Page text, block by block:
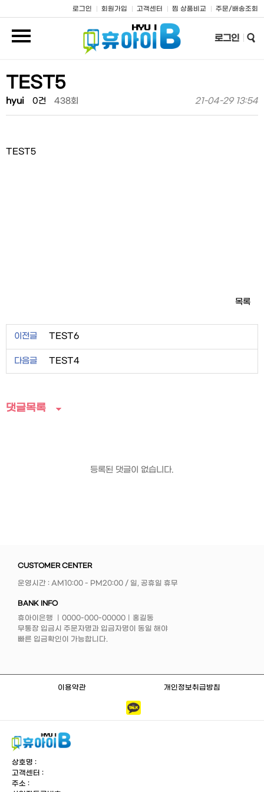
로그인 회원가입 고객센터 찜 상품비교 주문/배송조회
로그인
TEST5
hyui 0건 438회 21-04-29 13:54
TEST5
목록
이전글 TEST6
다음글 TEST4
댓글목록
등록된 댓글이 없습니다.
CUSTOMER CENTER
운영시간 : AM10:00 - PM20:00 / 일, 공휴일 휴무
BANK INFO
휴아이은행 ｜0000-000-00000｜홍길동
무통장 입금시 주문자명과 입금자명이 동일 해야
빠른 입금확인이 가능합니다.
이용약관 개인정보취급방침
상호명 :
고객센터 :
주소 :